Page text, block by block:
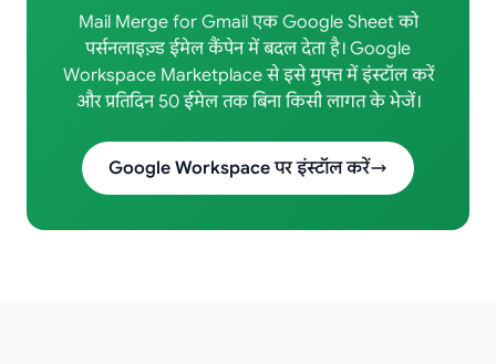
Mail Merge for Gmail एक Google Sheet को
पर्सनलाइज़्ड ईमेल कैंपेन में बदल देता है। Google
Workspace Marketplace से इसे मुफ्त में इंस्टॉल करें
और प्रतिदिन 50 ईमेल तक बिना किसी लागत के भेजें।
Google Workspace पर इंस्टॉल करें